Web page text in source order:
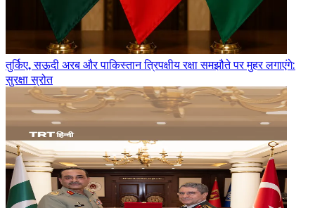
तुर्किए, सऊदी अरब और पाकिस्तान त्रिपक्षीय रक्षा समझौते पर मुहर लगाएंगे:
सुरक्षा स्रोत